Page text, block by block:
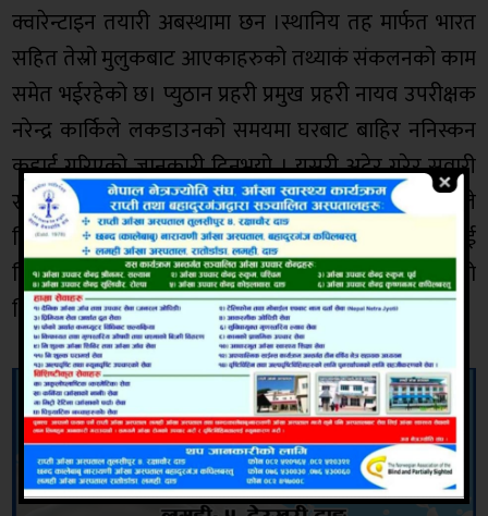
क्वारेन्टाइन तयारी अबस्थामा छन ।स्थानिय तह मार्फत भारत
सहित तेस्रो मुलुकबाट आएकाहरुको तथ्याकं संकलनको काम
समेत भईरहेको छ। प्युठान प्रहरी प्रमुख प्रहरी नायव उपरीक्षक
नरेन्द्र कार्किले लकडाउनको समयमा घरबाट बाहिर ननिस्कन
कडाई गरिएको जानकारी दिनुभयो । यसरी अटेर गरेर सवारी
साधन चलाउने र साइकलमा आवत जावत गर्नेहरुलाई प्रहरीले
बिहीवार १ जिप ,२ ट्याक्टर,मोटरसाइकल ७ सबारी साधनलाई
नियन्त्रणमा लिएको थियो भने ६ जना जनालाई पक्राउ गरेको
थियो ।उनिहरुलाई संझाई बुझाई सांझ छोडिएको छ।